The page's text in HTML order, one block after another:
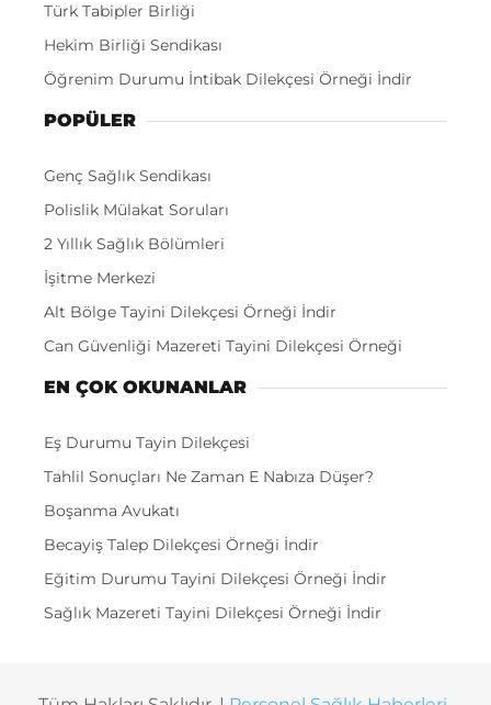
Türk Tabipler Birliği
Hekim Birliği Sendikası
Öğrenim Durumu İntibak Dilekçesi Örneği İndir
POPÜLER
Genç Sağlık Sendikası
Polislik Mülakat Soruları
2 Yıllık Sağlık Bölümleri
İşitme Merkezi
Alt Bölge Tayini Dilekçesi Örneği İndir
Can Güvenliği Mazereti Tayini Dilekçesi Örneği
EN ÇOK OKUNANLAR
Eş Durumu Tayin Dilekçesi
Tahlil Sonuçları Ne Zaman E Nabıza Düşer?
Boşanma Avukatı
Becayiş Talep Dilekçesi Örneği İndir
Eğitim Durumu Tayini Dilekçesi Örneği İndir
Sağlık Mazereti Tayini Dilekçesi Örneği İndir